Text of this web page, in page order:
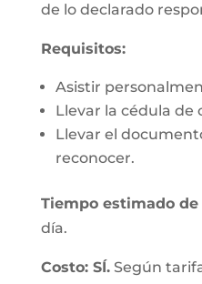
de lo declarado
Requisitos:
Asistir
Llevar la cédula de
Llevar el
reconocer.
Tiempo estimado
día.
Costo: SÍ.Según